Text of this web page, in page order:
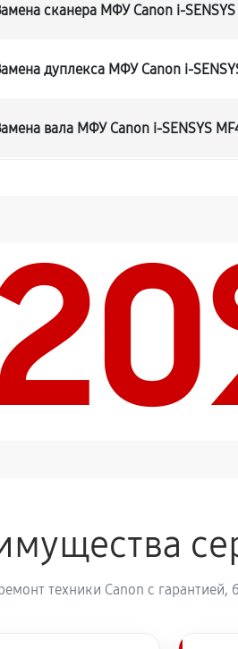
сканера МФУ Canon i-SENSYS
дуплекса МФУ Canon i-
вала МФУ Canon i-SENSYS
Замена каретки МФУ Canon i-SENSYS
Замена печатной головки
техники Canon с гарантией,